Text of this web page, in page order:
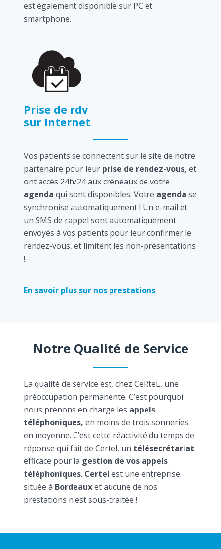
est également disponible sur PC et
smartphone.
Prise de rdv
sur Internet
Vos patients se connectent sur le site de notre
partenaire pour leur prise de rendez-vous, et
ont accès 24h/24 aux créneaux de votre
agenda qui sont disponibles. Votre agenda se
synchronise automatiquement ! Un e-mail et
un SMS de rappel sont automatiquement
envoyés à vos patients pour leur confirmer le
rendez-vous, et limitent les non-présentations
!
En savoir plus sur nos prestations
Notre Qualité de Service
La qualité de service est, chez CeRteL, une
préoccupation permanente. C’est pourquoi
nous prenons en charge les appels
téléphoniques, en moins de trois sonneries
en moyenne. C’est cette réactivité du temps de
réponse qui fait de Certel, un télésecrétariat
efficace pour la gestion de vos appels
téléphoniques. Certel est une entreprise
située à Bordeauxet aucune de nos
prestations n’est sous-traitée !